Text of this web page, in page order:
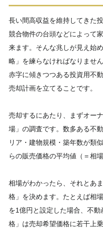
長い間高収益を維持してきた
競合物件の台頭などによって
来ます。そんな兆しが見え始
略」を練らなければなりませ
赤字に傾きつつある投資用不
売却計画を立てることです。
売却するにあたり、まずオー
場」の調査です。数多ある不
リア・建物規模・築年数が類
らの販売価格の平均値（＝相
相場がわかったら、それとあ
格」を決めます。たとえば相
を1億円と設定した場合、不
格」は売却希望価格に若干上乗